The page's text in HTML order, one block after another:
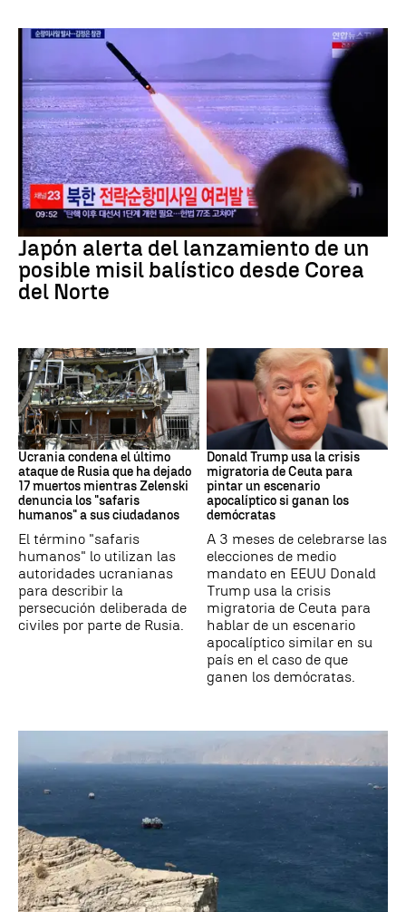
Japón alerta del lanzamiento de un
posible misil balístico desde Corea
del Norte
GUERRRA
Ucrania condena el último
ataque de Rusia que ha dejado
17 muertos mientras Zelenski
denuncia los "safaris
humanos" a sus ciudadanos
El término "safaris
humanos" lo utilizan las
autoridades ucranianas
para describir la
persecución deliberada de
civiles por parte de Rusia.
EEUU
Donald Trump usa la crisis
migratoria de Ceuta para
pintar un escenario
apocalíptico si ganan los
demócratas
A 3 meses de celebrarse las
elecciones de medio
mandato en EEUU Donald
Trump usa la crisis
migratoria de Ceuta para
hablar de un escenario
apocalíptico similar en su
país en el caso de que
ganen los demócratas.